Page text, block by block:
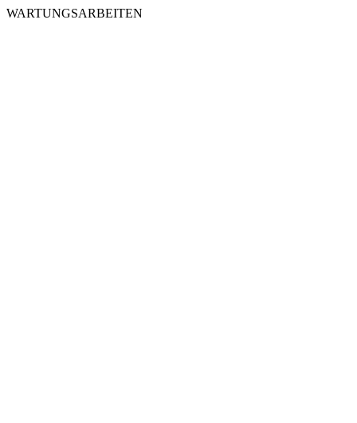
WARTUNGSARBEITEN